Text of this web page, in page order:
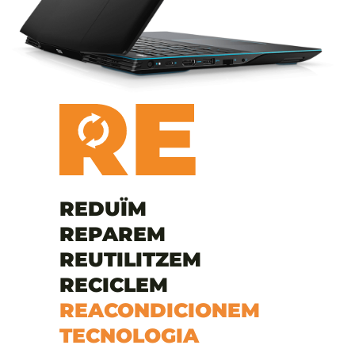
REDUÏM
REPAREM
REUTILITZEM
RECICLEM
REACONDICIONEM
TECNOLOGIA